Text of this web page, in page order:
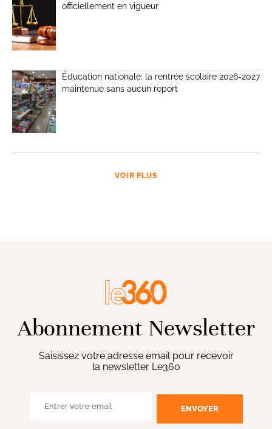
officiellement en vigueur
Éducation nationale: la rentrée scolaire 2026-2027
maintenue sans aucun report
VOIR PLUS
Abonnement Newsletter
Saisissez votre adresse email pour recevoir
la newsletter Le360
ENVOYER